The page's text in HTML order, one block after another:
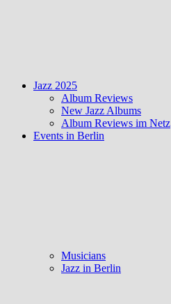
Jazz 2025
Album Reviews
New Jazz Albums
Album Reviews im Netz
Events in Berlin
Musicians
Jazz in Berlin